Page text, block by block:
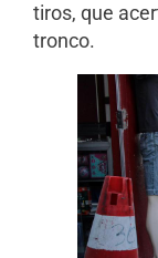
tiros, que
tronco.